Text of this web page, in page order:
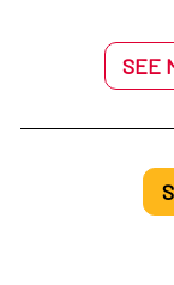
SEE